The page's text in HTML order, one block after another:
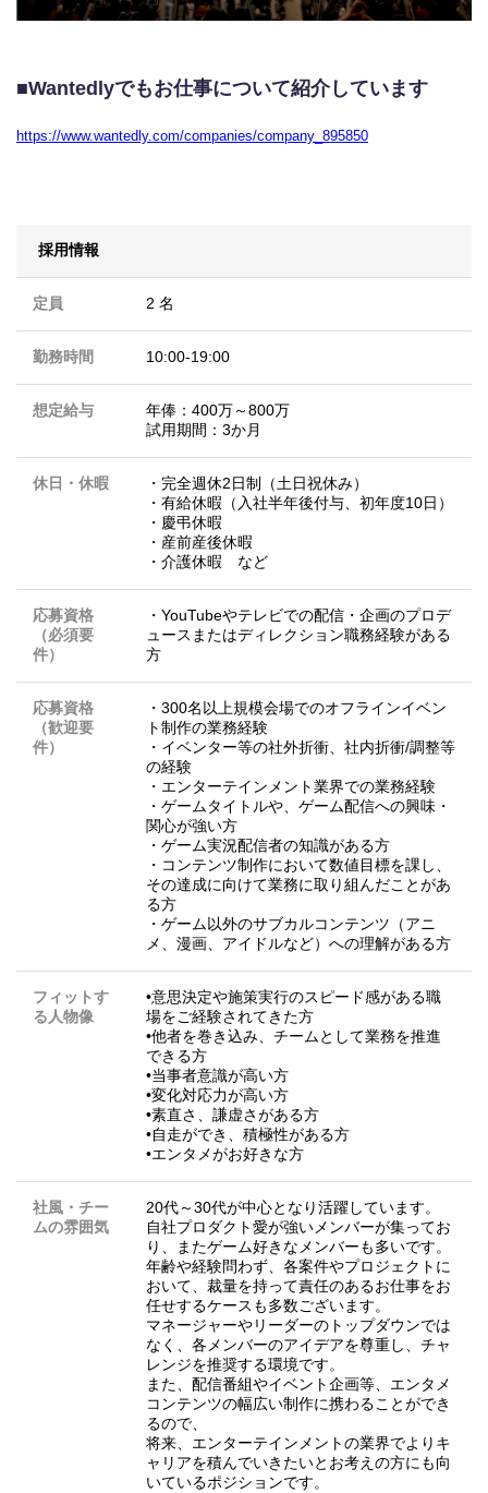
■Wantedlyでもお仕事について紹介しています
https://www.wantedly.com/companies/company_895850
採用情報
定員 2 名
勤務時間 10:00-19:00
想定給与
年俸：400万～800万
試用期間：3か月
休日・休暇
・完全週休2日制（土日祝休み）
・有給休暇（入社半年後付与、初年度10日）
・慶弔休暇
・産前産後休暇
・介護休暇 など
応募資格
（必須要
件）
・YouTubeやテレビでの配信・企画のプロデ
ュースまたはディレクション職務経験がある
方
応募資格
（歓迎要
件）
・300名以上規模会場でのオフラインイベン
ト制作の業務経験
・イベンター等の社外折衝、社内折衝/調整等
の経験
・エンターテインメント業界での業務経験
・ゲームタイトルや、ゲーム配信への興味・
関心が強い方
・ゲーム実況配信者の知識がある方
・コンテンツ制作において数値目標を課し、
その達成に向けて業務に取り組んだことがあ
る方
・ゲーム以外のサブカルコンテンツ（アニ
メ、漫画、アイドルなど）への理解がある方
フィットす
る人物像
•意思決定や施策実行のスピード感がある職
場をご経験されてきた方
•他者を巻き込み、チームとして業務を推進
できる方
•当事者意識が高い方
•変化対応力が高い方
•素直さ、謙虚さがある方
•自走ができ、積極性がある方
•エンタメがお好きな方
社風・チー
ムの雰囲気
20代～30代が中心となり活躍しています。
自社プロダクト愛が強いメンバーが集ってお
り、またゲーム好きなメンバーも多いです。
年齢や経験問わず、各案件やプロジェクトに
おいて、裁量を持って責任のあるお仕事をお
任せするケースも多数ございます。
マネージャーやリーダーのトップダウンでは
なく、各メンバーのアイデアを尊重し、チャ
レンジを推奨する環境です。
また、配信番組やイベント企画等、エンタメ
コンテンツの幅広い制作に携わることができ
るので、
将来、エンターテインメントの業界でよりキ
ャリアを積んでいきたいとお考えの方にも向
いているポジションです。